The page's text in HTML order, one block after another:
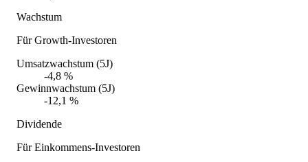
Wachstum
Für Growth-Investoren
Umsatzwachstum (5J)
-4,8 %
Gewinnwachstum (5J)
-12,1 %
Dividende
Für Einkommens-Investoren